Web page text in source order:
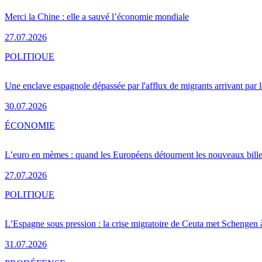
Merci la Chine : elle a sauvé l’économie mondiale
27.07.2026
Une enclave espagnole dépassée par l'afflux de migrants arrivant par
30.07.2026
POLITIQUE
L’euro en mèmes : quand les Européens détournent les nouveaux
27.07.2026
ÉCONOMIE
L’Espagne sous pression : la crise migratoire de Ceuta met Schengen
31.07.2026
POLITIQUE